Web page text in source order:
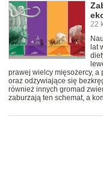
22
lat
prawej wielcy mięsożercy, a
oraz odżywiające się
również innych gromad
zaburzają ten schemat, a